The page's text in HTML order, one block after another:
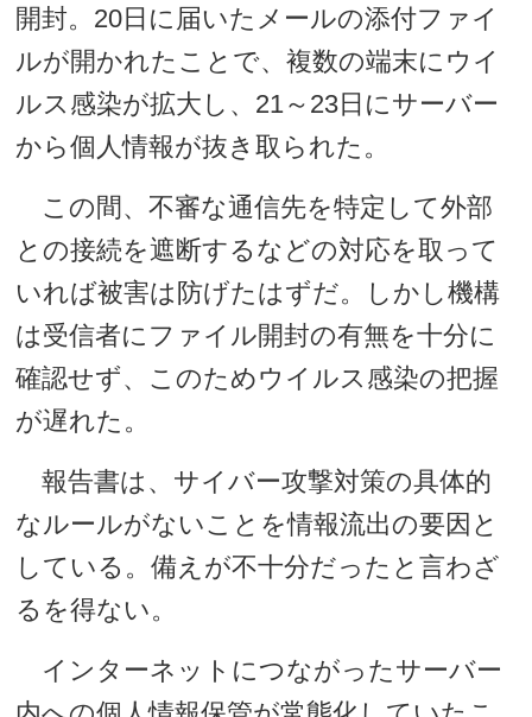
開封。20日に届いたメールの添付ファイ
ルが開かれたことで、複数の端末にウイ
ルス感染が拡大し、21～23日にサーバー
から個人情報が抜き取られた。
この間、不審な通信先を特定して外部
との接続を遮断するなどの対応を取って
いれば被害は防げたはずだ。しかし機構
は受信者にファイル開封の有無を十分に
確認せず、このためウイルス感染の把握
が遅れた。
報告書は、サイバー攻撃対策の具体的
なルールがないことを情報流出の要因と
している。備えが不十分だったと言わざ
るを得ない。
インターネットにつながったサーバー